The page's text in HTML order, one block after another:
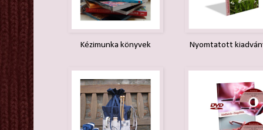
Kézimunka könyvek Nyomtatott